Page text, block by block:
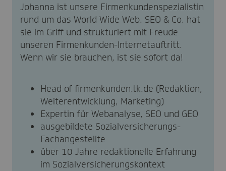
Johanna ist unsere Firmenkundenspezialistin
rund um das World Wide Web. SEO & Co. hat
sie im Griff und strukturiert mit Freude
unseren Firmenkunden-Internetauftritt.
Wenn wir sie brauchen, ist sie sofort da!
Head of firmenkunden.tk.de (Redaktion,
Weiterentwicklung, Marketing)
Expertin für Webanalyse, SEO und GEO
ausgebildete Sozialversicherungs-
Fachangestellte
über 10 Jahre redaktionelle Erfahrung
im Sozialversicherungskontext